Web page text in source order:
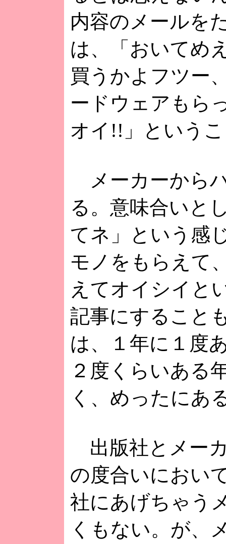
内容のメールを
は、「おいてめ
買うかよフツー
ードウェアもら
オイ!!」という
メーカーから
る。意味合いと
てネ」という感
モノをもらえて
えてオイシイと
記事にすること
は、１年に１度
２度くらいあ
く、めったにあ
出版社とメー
の度合いにおい
社にあげちゃう
くもない。が、